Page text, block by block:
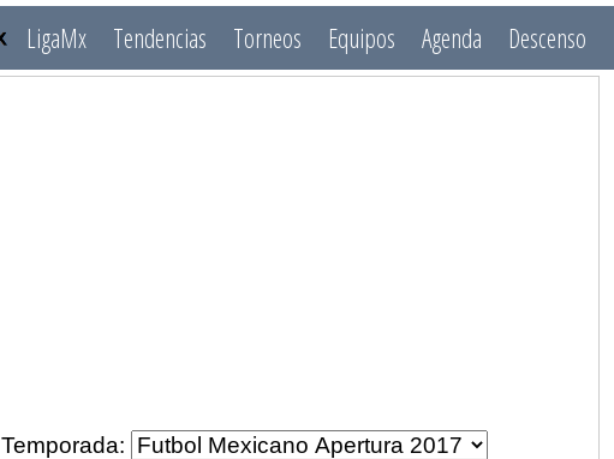
LigaMx Tendencias Torneos Equipos Agenda Descenso
Temporada: